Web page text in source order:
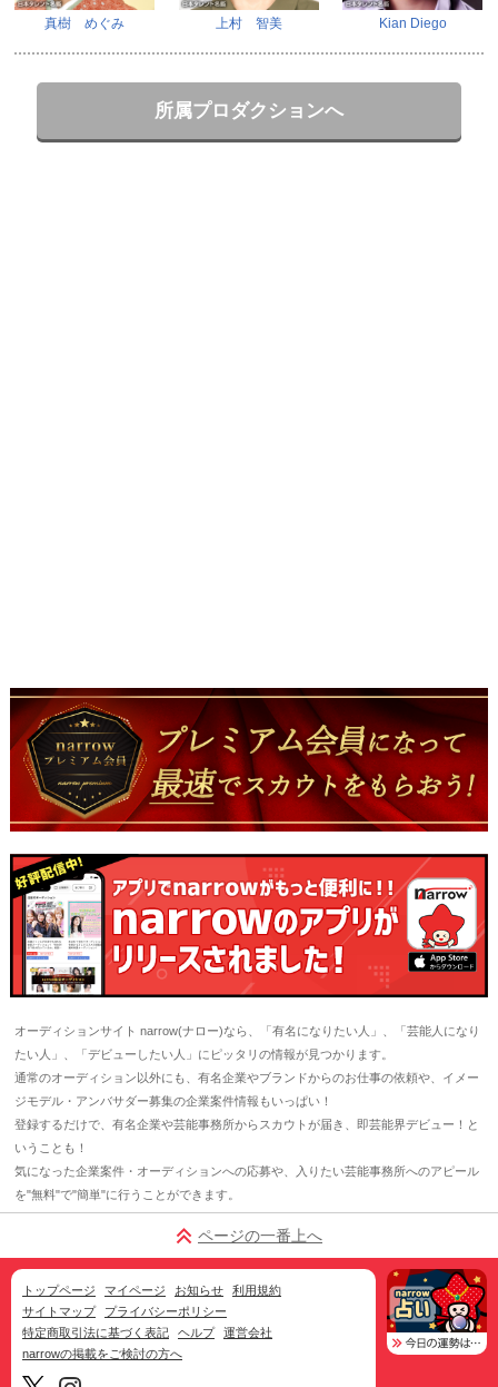
真樹 めぐみ 上村 智美 Kian Diego
所属プロダクションへ
オーディションサイト narrow(ナロー)なら、「有名になりたい人」、「芸能人になり
たい人」、「デビューしたい人」にピッタリの情報が見つかります。
通常のオーディション以外にも、有名企業やブランドからのお仕事の依頼や、イメー
ジモデル・アンバサダー募集の企業案件情報もいっぱい！
登録するだけで、有名企業や芸能事務所からスカウトが届き、即芸能界デビュー！と
いうことも！
気になった企業案件・オーディションへの応募や、入りたい芸能事務所へのアピール
を"無料"で"簡単"に行うことができます。
ページの一番上へ
トップページ マイページ お知らせ
利用規約
サイトマップ
プライバシーポリシー
特定商取引法に基づく表記
ヘルプ
運営会社
narrowの掲載をご検討の方へ